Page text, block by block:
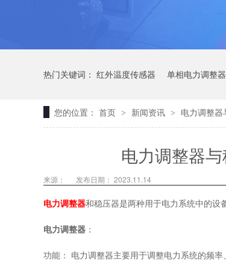
热门关键词： 红外温度传感器 单相电力调整器
您的位置： 首页 > 新闻资讯 > 电力调整器
电力调整器
来源： 发布日期： 2023.11.14
电力调整器和稳压器是两种用于电力系统中的设
电力调整器 ：
功能： 电力调整器主要用于调整电力系统的频